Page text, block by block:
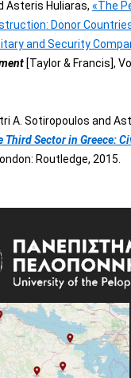
Asteris Huliaras, «The
Donor
and Security
[Taylor & Francis],
A. Sotiropoulos and
Third Sector in Greece:
Routledge, 2015.